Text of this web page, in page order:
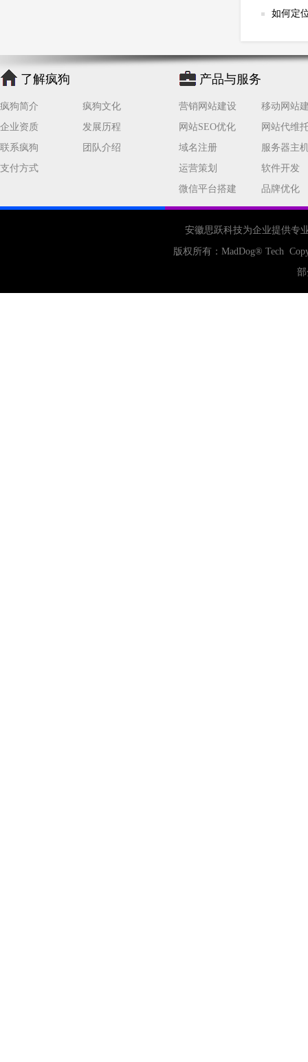
如何定
了解疯狗
疯狗简介
疯狗文化
企业资质
发展历程
联系疯狗
团队介绍
支付方式
产品与服务
营销网站建设
移动网站
网站SEO优化
网站代维
域名注册
服务器主
运营策划
软件开发
微信平台搭建
品牌优化
安徽思跃科技为企业提供专
版权所有： MadDog® Tech